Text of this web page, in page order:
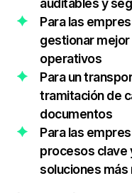
auditables y
Para las
gestionar
operativos
Para un
tramitación de
documentos
Para las
procesos clave
soluciones más